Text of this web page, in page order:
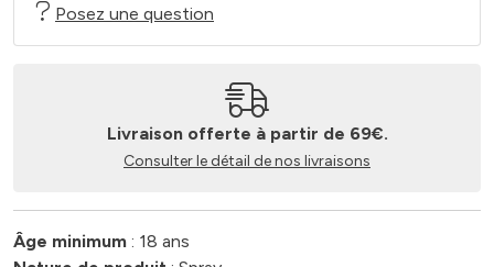
Posez une question
Livraison offerte à partir de 69€.
Consulter le détail de nos livraisons
Âge minimum : 18 ans